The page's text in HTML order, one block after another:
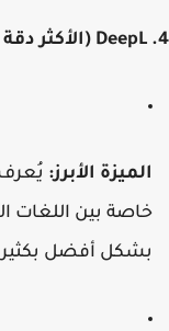
الأبرز:يُعرف
بين اللغات
أفضل بكثير